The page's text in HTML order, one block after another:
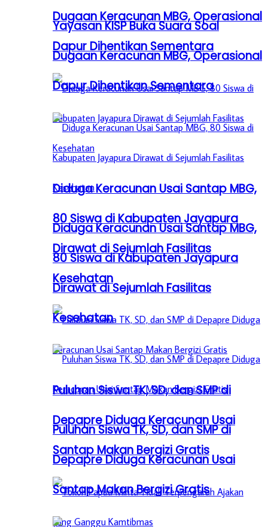
Dugaan Keracunan MBG, Operasional
Dapur Dihentikan Sementara
Diduga Keracunan Usai Santap MBG,
80 Siswa di Kabupaten Jayapura
Dirawat di Sejumlah Fasilitas
Kesehatan
Puluhan Siswa TK, SD, dan SMP di
Depapre Diduga Keracunan Usai
Santap Makan Bergizi Gratis
Yayasan KISP Buka Suara Soal
Dugaan Keracunan MBG, Operasional
Dapur Dihentikan Sementara
Diduga Keracunan Usai Santap MBG,
80 Siswa di Kabupaten Jayapura
Dirawat di Sejumlah Fasilitas
Kesehatan
Puluhan Siswa TK, SD, dan SMP di
Depapre Diduga Keracunan Usai
Santap Makan Bergizi Gratis